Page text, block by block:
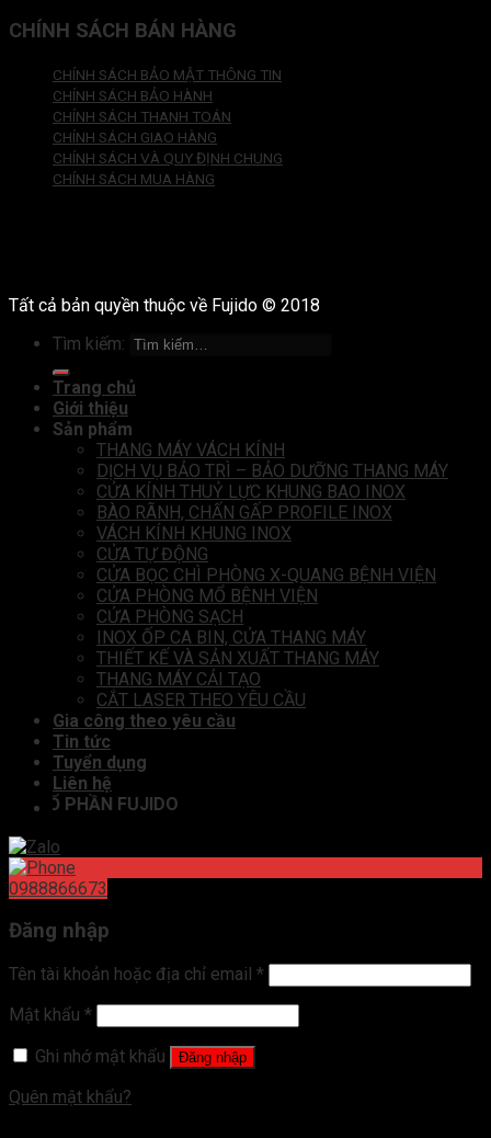
CHÍNH SÁCH BÁN HÀNG
CHÍNH SÁCH BẢO MẬT THÔNG TIN
CHÍNH SÁCH BẢO HÀNH
CHÍNH SÁCH THANH TOÁN
CHÍNH SÁCH GIAO HÀNG
CHÍNH SÁCH VÀ QUY ĐỊNH CHUNG
CHÍNH SÁCH MUA HÀNG
Tất cả bản quyền thuộc về Fujido © 2018
Tìm kiếm:
Trang chủ
Giới thiệu
Sản phẩm
THANG MÁY VÁCH KÍNH
DỊCH VỤ BẢO TRÌ – BẢO DƯỠNG THANG MÁY
CỬA KÍNH THUỶ LỰC KHUNG BAO INOX
BÀO RÃNH, CHẤN GẤP PROFILE INOX
VÁCH KÍNH KHUNG INOX
CỬA TỰ ĐỘNG
CỬA BỌC CHÌ PHÒNG X-QUANG BỆNH VIỆN
CỬA PHÒNG MỔ BỆNH VIỆN
CỬA PHÒNG SẠCH
INOX ỐP CA BIN, CỬA THANG MÁY
THIẾT KẾ VÀ SẢN XUẤT THANG MÁY
THANG MÁY CẢI TẠO
CẮT LASER THEO YÊU CẦU
Gia công theo yêu cầu
Tin tức
Tuyển dụng
Liên hệ
CỔ PHẦN FUJIDO
0988866673
Đăng nhập
Tên tài khoản hoặc địa chỉ email *
Mật khẩu *
Ghi nhớ mật khẩu
Đăng nhập
Quên mật khẩu?